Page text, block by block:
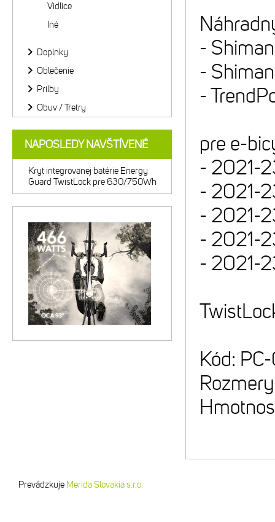
-
-
-
pre e-
- 2021-
- 2021-
- 2021-
- 2021-
- 2021-
Kód:
Vidlice
Iné
Doplnky
Oblečenie
Prilby
Obuv / Tretry
NAPOSLEDY NAVŠTÍVENÉ
Kryt integrovanej batérie Energy
Guard TwistLock pre 630/750Wh
Prevádzkuje Merida Slovakia s.r.o.